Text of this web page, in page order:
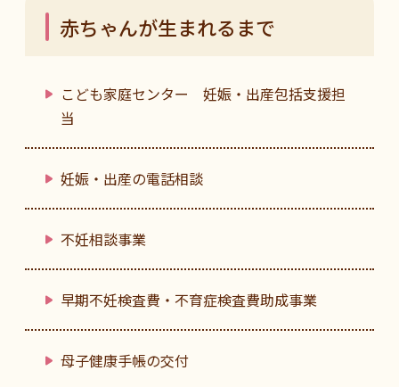
赤ちゃんが生まれるまで
こども家庭センター 妊娠・出産包括支援担
当
妊娠・出産の電話相談
不妊相談事業
早期不妊検査費・不育症検査費助成事業
母子健康手帳の交付